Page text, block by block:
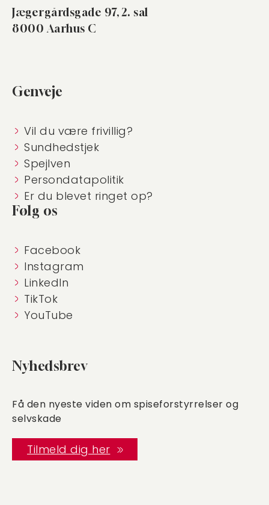
Jægergårdsgade 97, 2. sal
8000 Aarhus C
Genveje
Vil du være frivillig?
Sundhedstjek
Spejlven
Persondatapolitik
Er du blevet ringet op?
Følg os
Facebook
Instagram
LinkedIn
TikTok
YouTube
Nyhedsbrev
Få den nyeste viden om spiseforstyrrelser og
selvskade
Tilmeld dig her